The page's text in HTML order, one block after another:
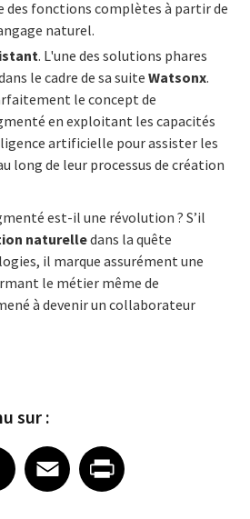
des fonctions complètes à partir de
naturel.
. L'une des solutions phares
le cadre de sa suite Watsonx.
le concept de
en exploitant les capacités
artificielle pour assister les
long de leur processus de création
est-il une révolution ? S’il
naturelledans la quête
il marque assurément une
le métier même de
à devenir un collaborateur
sur :
on Facebook
Facebook
Share article on Email
EmailShare article on Print